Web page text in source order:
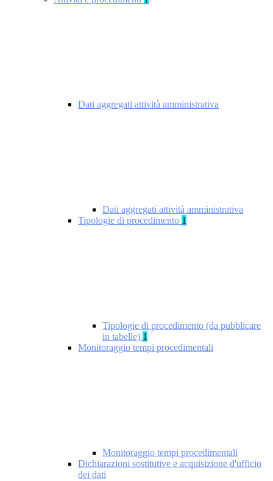
Dati aggregati attività amministrativa
Dati aggregati attività amministrativa
Tipologie di procedimento 1
Tipologie di procedimento (da pubblicare
in tabelle) 1
Monitoraggio tempi procedimentali
Monitoraggio tempi procedimentali
Dichiarazioni sostitutive e acquisizione d'ufficio
dei dati